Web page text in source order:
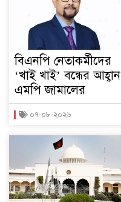
বিএনপি নেতাকর্মীদের
‘খাই খাই’ বন্ধের আহ্বান
এমপি জামালের
০৭-০৮-২০২৬